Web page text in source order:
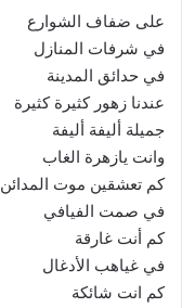
على ضفاف الشوارع
في شرفات المنازل
في حدائق المدينة
عندنا زهور كثيرة كثيرة
جميلة أليفة أليفة
وانت يازهرة الغاب
كم تعشقين موت المدائن
في صمت الفيافي
كم أنت غارقة
في غياهب الأدغال
كم انت شائكة